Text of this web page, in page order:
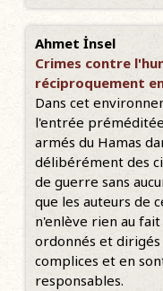
Ahmet İnsel
Crimes contre
réciproquement
Dans cet
l'entrée
armés du Hamas
délibérément des
de guerre sans
que les auteurs de
n'enlève rien au
ordonnés et dirigés
complices et en
responsables.